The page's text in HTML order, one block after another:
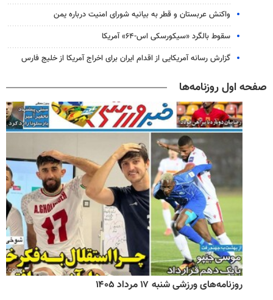
واکنش عربستان و قطر به بیانیه شورای امنیت درباره یمن
سقوط بالگرد «سیکورسکی اس-۶۴» آمریکا
گزارش رسانه آمریکایی از اقدام ایران برای اخراج آمریکا از خلیج فارس
صفحه اول روزنامه‌ها
روزنامه‌های ورزشی شنبه ۱۷ مرداد ۱۴۰۵